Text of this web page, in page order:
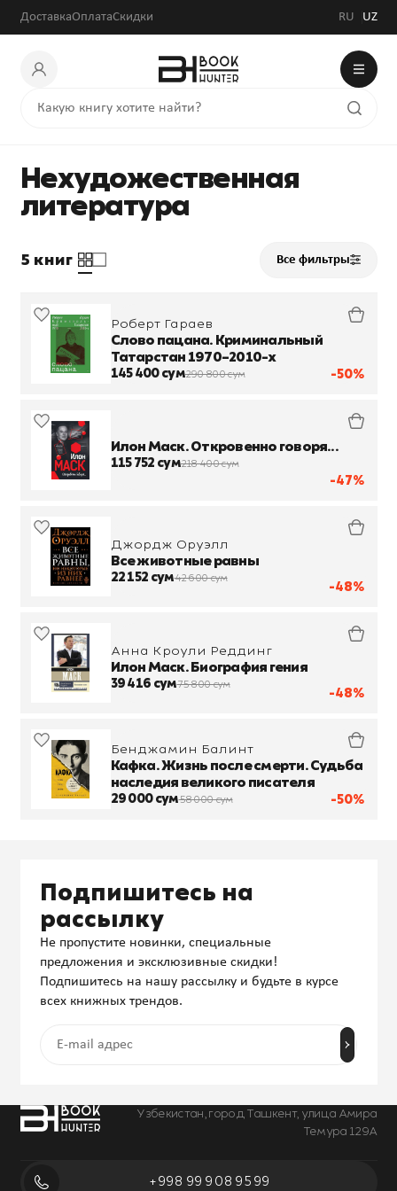
ДоставкаОплатаСкидки RU UZ
Нехудожественная
литература
5 книг Все фильтры
-50%
Роберт Гараев
Слово пацана. Криминальный
Татарстан 1970–2010-х
145 400 сум290 800 сум
-47%
Илон Маск. Откровенно говоря...
115 752 сум218 400 сум
-48%
Джордж Оруэлл
Все животные равны
22 152 сум42 600 сум
-48%
Анна Кроули Реддинг
Илон Маск. Биография гения
39 416 сум75 800 сум
-50%
Бенджамин Балинт
Кафка. Жизнь после смерти. Судьба
наследия великого писателя
29 000 сум58 000 сум
Узбекистан, город Ташкент, улица Амира
Темура 129А
+998 99 908 95 99
Подпишитесь на
рассылку
Не пропустите новинки, специальные
предложения и эксклюзивные скидки!
Подпишитесь на нашу рассылку и будьте в курсе
всех книжных трендов.